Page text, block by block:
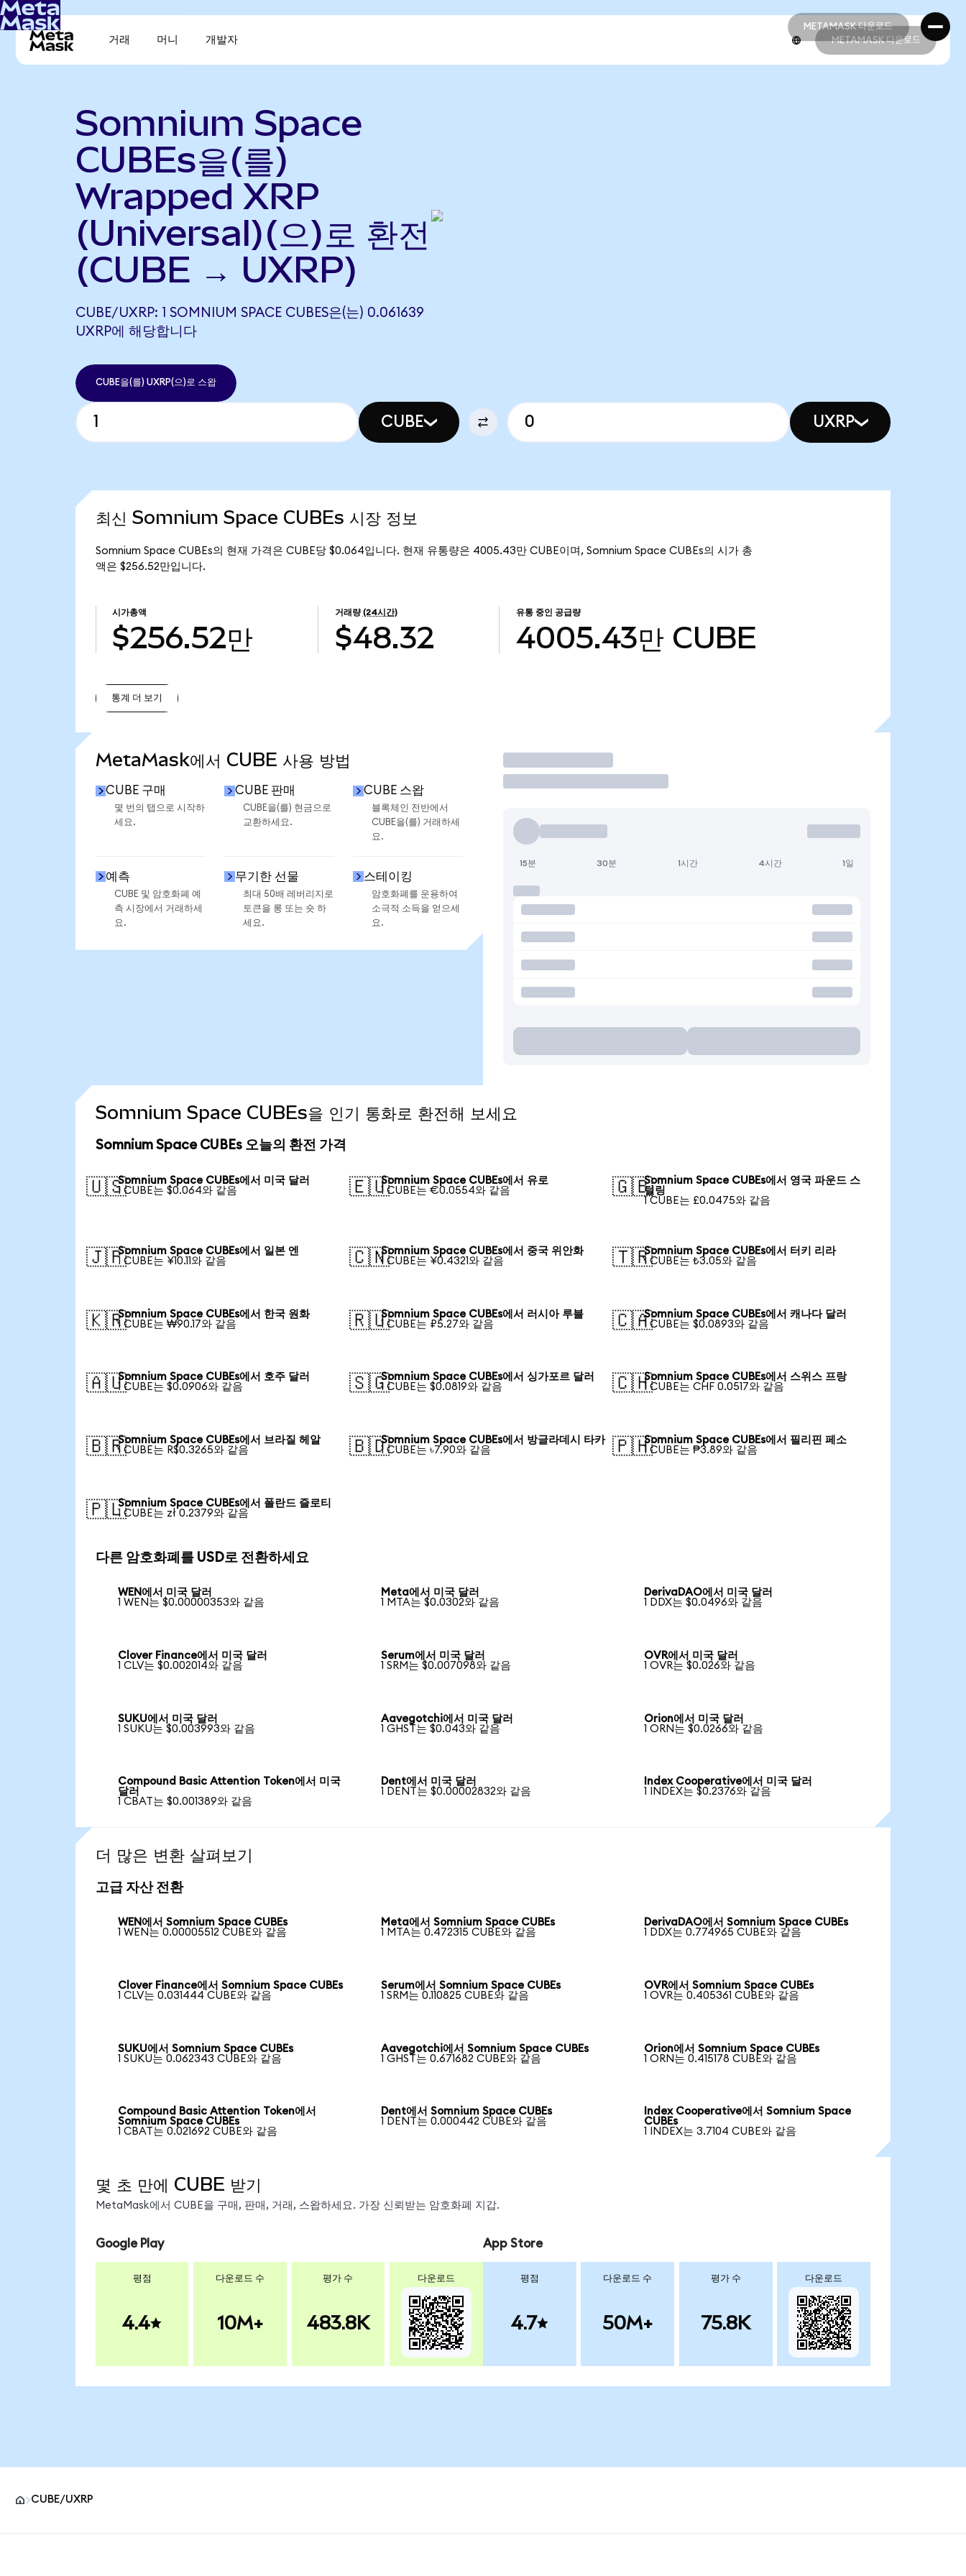
METAMASK 다운로드
METAMASK 다운로드
거래 머니 개발자 METAMASK 다운로드
Somnium Space
CUBEs을(를)
Wrapped XRP
(Universal)(으)로 환전
(CUBE → UXRP)
CUBE/UXRP: 1 SOMNIUM SPACE CUBES은(는) 0.061639
UXRP에 해당합니다
CUBE을(를) UXRP(으)로 스왑
CUBE UXRP
최신 Somnium Space CUBEs 시장 정보
Somnium Space CUBEs의 현재 가격은 CUBE당 $0.064입니다. 현재 유통량은 4005.43만 CUBE이며, Somnium Space CUBEs의 시가 총
액은 $256.52만입니다.
시가총액
$256.52만
거래량 (24시간)
$48.32
유통 중인 공급량
4005.43만 CUBE
통계 더 보기
MetaMask에서 CUBE 사용 방법
CUBE 구매
몇 번의 탭으로 시작하
세요.
CUBE 판매
CUBE을(를) 현금으로
교환하세요.
CUBE 스왑
블록체인 전반에서
CUBE을(를) 거래하세
요.
예측
CUBE 및 암호화폐 예
측 시장에서 거래하세
요.
무기한 선물
최대 50배 레버리지로
토큰을 롱 또는 숏 하
세요.
스테이킹
암호화폐를 운용하여
소극적 소득을 얻으세
요.
거래
15분 30분 1시간 4시간 1일
Somnium Space CUBEs을 인기 통화로 환전해 보세요
Somnium Space CUBEs 오늘의 환전 가격
🇺🇸Somnium Space CUBEs에서 미국 달러
1 CUBE는 $0.064와 같음
🇪🇺Somnium Space CUBEs에서 유로
1 CUBE는 €0.0554와 같음
🇬🇧Somnium Space CUBEs에서 영국 파운드 스
털링
1 CUBE는 £0.0475와 같음
🇯🇵Somnium Space CUBEs에서 일본 엔
1 CUBE는 ¥10.11와 같음
🇨🇳Somnium Space CUBEs에서 중국 위안화
1 CUBE는 ¥0.4321와 같음
🇹🇷Somnium Space CUBEs에서 터키 리라
1 CUBE는 ₺3.05와 같음
🇰🇷Somnium Space CUBEs에서 한국 원화
1 CUBE는 ₩90.17와 같음
🇷🇺Somnium Space CUBEs에서 러시아 루블
1 CUBE는 ₽5.27와 같음
🇨🇦Somnium Space CUBEs에서 캐나다 달러
1 CUBE는 $0.0893와 같음
🇦🇺Somnium Space CUBEs에서 호주 달러
1 CUBE는 $0.0906와 같음
🇸🇬Somnium Space CUBEs에서 싱가포르 달러
1 CUBE는 $0.0819와 같음
🇨🇭Somnium Space CUBEs에서 스위스 프랑
1 CUBE는 CHF 0.0517와 같음
🇧🇷Somnium Space CUBEs에서 브라질 헤알
1 CUBE는 R$0.3265와 같음
🇧🇩Somnium Space CUBEs에서 방글라데시 타카
1 CUBE는 ৳7.90와 같음
🇵🇭Somnium Space CUBEs에서 필리핀 페소
1 CUBE는 ₱3.89와 같음
🇵🇱Somnium Space CUBEs에서 폴란드 즐로티
1 CUBE는 zł 0.2379와 같음
다른 암호화폐를 USD로 전환하세요
WEN에서 미국 달러
1 WEN는 $0.00000353와 같음
Meta에서 미국 달러
1 MTA는 $0.0302와 같음
DerivaDAO에서 미국 달러
1 DDX는 $0.0496와 같음
Clover Finance에서 미국 달러
1 CLV는 $0.002014와 같음
Serum에서 미국 달러
1 SRM는 $0.007098와 같음
OVR에서 미국 달러
1 OVR는 $0.026와 같음
SUKU에서 미국 달러
1 SUKU는 $0.003993와 같음
Aavegotchi에서 미국 달러
1 GHST는 $0.043와 같음
Orion에서 미국 달러
1 ORN는 $0.0266와 같음
Compound Basic Attention Token에서 미국
달러
1 CBAT는 $0.001389와 같음
Dent에서 미국 달러
1 DENT는 $0.00002832와 같음
Index Cooperative에서 미국 달러
1 INDEX는 $0.2376와 같음
더 많은 변환 살펴보기
고급 자산 전환
WEN에서 Somnium Space CUBEs
1 WEN는 0.00005512 CUBE와 같음
Meta에서 Somnium Space CUBEs
1 MTA는 0.472315 CUBE와 같음
DerivaDAO에서 Somnium Space CUBEs
1 DDX는 0.774965 CUBE와 같음
Clover Finance에서 Somnium Space CUBEs
1 CLV는 0.031444 CUBE와 같음
Serum에서 Somnium Space CUBEs
1 SRM는 0.110825 CUBE와 같음
OVR에서 Somnium Space CUBEs
1 OVR는 0.405361 CUBE와 같음
SUKU에서 Somnium Space CUBEs
1 SUKU는 0.062343 CUBE와 같음
Aavegotchi에서 Somnium Space CUBEs
1 GHST는 0.671682 CUBE와 같음
Orion에서 Somnium Space CUBEs
1 ORN는 0.415178 CUBE와 같음
Compound Basic Attention Token에서
Somnium Space CUBEs
1 CBAT는 0.021692 CUBE와 같음
Dent에서 Somnium Space CUBEs
1 DENT는 0.000442 CUBE와 같음
Index Cooperative에서 Somnium Space
CUBEs
1 INDEX는 3.7104 CUBE와 같음
몇 초 만에 CUBE 받기
MetaMask에서 CUBE을 구매, 판매, 거래, 스왑하세요. 가장 신뢰받는 암호화폐 지갑.
Google Play
평점
4.4
다운로드 수
10M+
평가 수
483.8K
다운로드
App Store
평점
4.7
다운로드 수
50M+
평가 수
75.8K
다운로드
CUBE/UXRP